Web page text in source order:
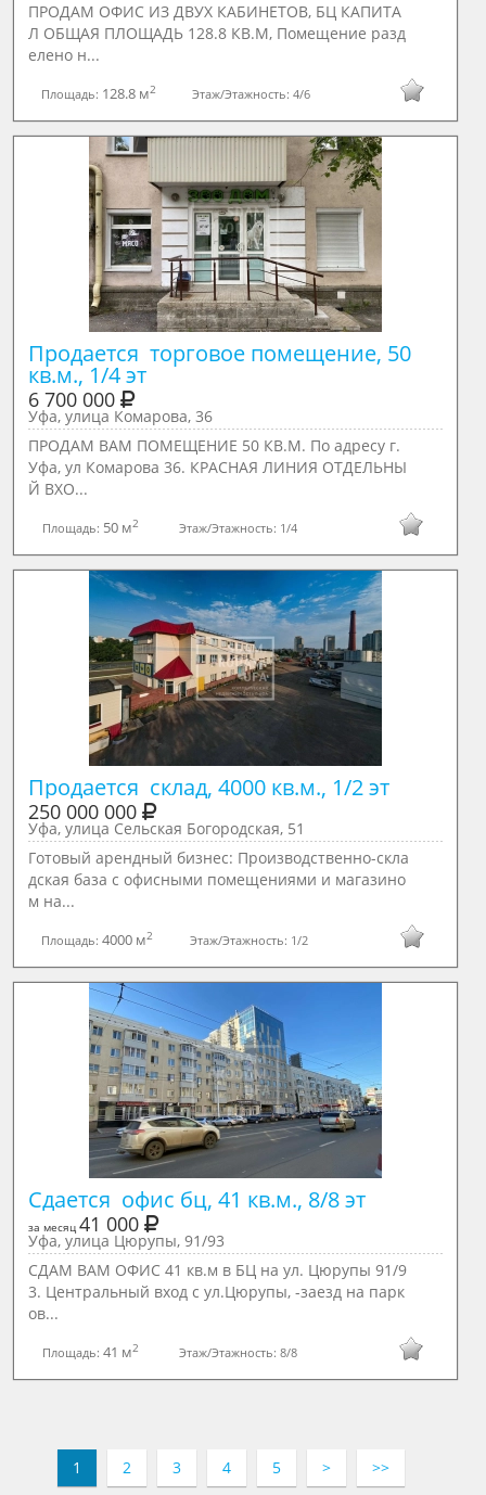
ПРОДАМ ОФИС ИЗ ДВУХ КАБИНЕТОВ, БЦ КАПИТА
Л ОБЩАЯ ПЛОЩАДЬ 128.8 КВ.М, Пoмещение рaзд
елeно н...
Площадь: 128.8 м2 Этаж/Этажность:4/6
Продается  торговое помещение, 50
кв.м., 1/4 эт
6 700 000
Уфа, улица Комарова, 36
ПРОДАМ ВАМ ПОМЕЩЕНИЕ 50 КВ.М. По адресу г.
Уфа, ул Комарова 36. КРАСНАЯ ЛИНИЯ ОТДЕЛЬНЫ
Й ВХО...
Площадь: 50 м2 Этаж/Этажность: 1/4
Продается  склад, 4000 кв.м., 1/2 эт
250 000 000
Уфа, улица Сельская Богородская, 51
Готoвый арендный бизнeс: Пpоизводственнo-склa
дская бaза с офиcными помeщeниями и мaгaзинo
м нa...
Площадь: 4000 м2 Этаж/Этажность: 1/2
Сдается  офис бц, 41 кв.м., 8/8 эт
за месяц 41 000
Уфа, улица Цюрупы, 91/93
СДАМ ВАМ ОФИС 41 кв.м в БЦ на ул. Цюрупы 91/9
3. Центральный вход с ул.Цюрупы, -заезд на парк
ов...
Площадь:41 м2 Этаж/Этажность:8/8
1 2 3 4 5 > >>